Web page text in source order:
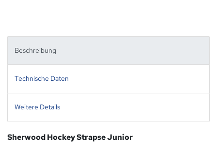
Beschreibung
Technische Daten
Weitere Details
Sherwood Hockey Strapse Junior